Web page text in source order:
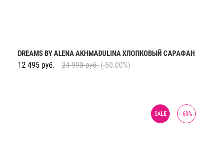
DREAMS BY ALENA AKHMADULINA ХЛОПКОВЫЙ САРАФАН
12 495 руб. 24 990 руб. (-50.00%)
-60%
SALE